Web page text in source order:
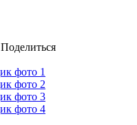
Поделиться